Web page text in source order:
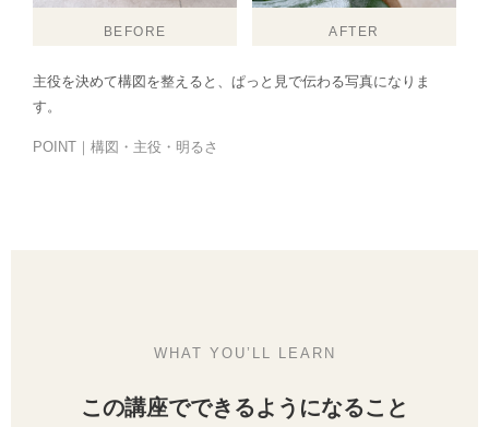
BEFORE AFTER
主役を決めて構図を整えると、ぱっと見で伝わる写真になりま
す。
POINT｜構図・主役・明るさ
WHAT YOU’LL LEARN
この講座でできるようになること